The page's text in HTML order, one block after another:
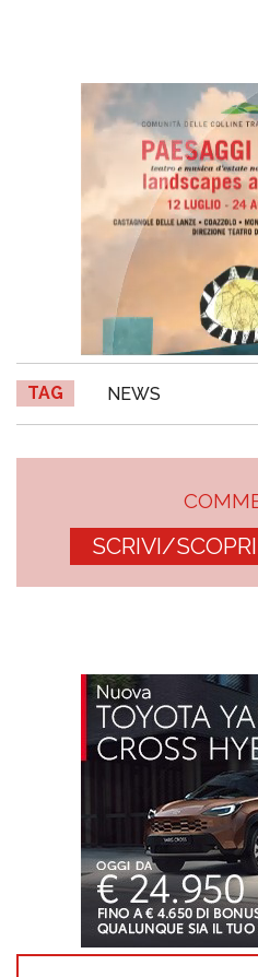
TAG NEWS
SCRIVI/